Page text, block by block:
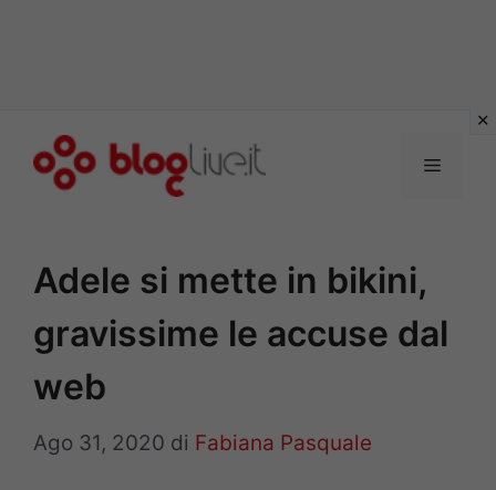
Menu
Adele si mette in bikini,
gravissime le accuse dal
web
Ago 31, 2020 di Fabiana Pasquale